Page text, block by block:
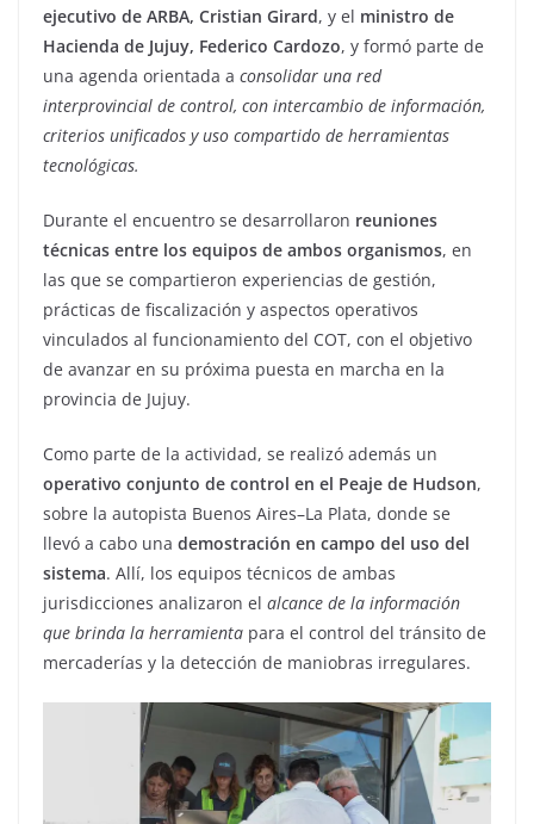
ejecutivo de ARBA, Cristian Girard, y el ministro de
Hacienda de Jujuy, Federico Cardozo, y formó parte de
una agenda orientada a consolidar una red
interprovincial de control, con intercambio de información,
criterios unificados y uso compartido de herramientas
tecnológicas.
Durante el encuentro se desarrollaron reuniones
técnicas entre los equipos de ambos organismos, en
las que se compartieron experiencias de gestión,
prácticas de fiscalización y aspectos operativos
vinculados al funcionamiento del COT, con el objetivo
de avanzar en su próxima puesta en marcha en la
provincia de Jujuy.
Como parte de la actividad, se realizó además un
operativo conjunto de control en el Peaje de Hudson,
sobre la autopista Buenos Aires–La Plata, donde se
llevó a cabo una demostración en campo del uso del
sistema. Allí, los equipos técnicos de ambas
jurisdicciones analizaron el alcance de la información
que brinda la herramienta para el control del tránsito de
mercaderías y la detección de maniobras irregulares.